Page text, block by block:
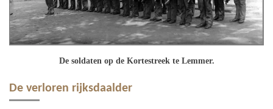
De soldaten op de Kortestreek te Lemmer.
De verloren rijksdaalder